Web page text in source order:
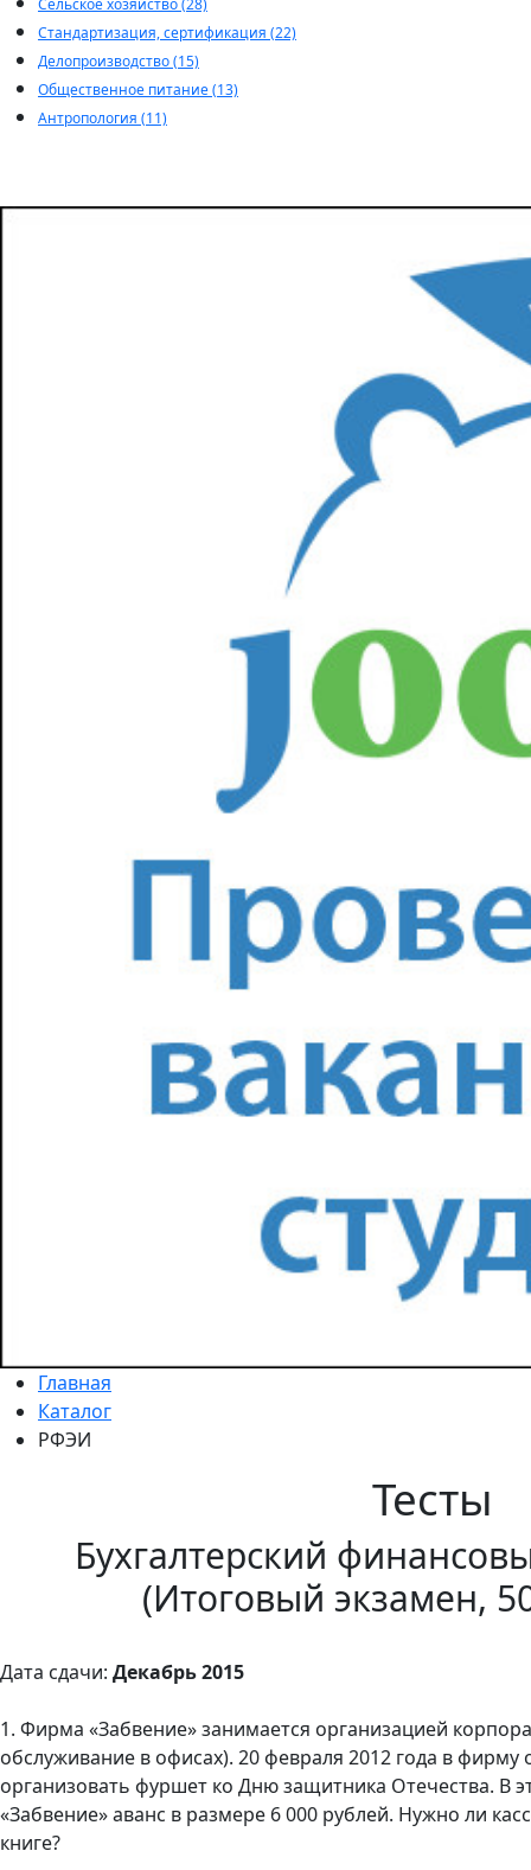
Сельское хозяйство (28)
Стандартизация, сертификация (22)
Делопроизводство (15)
Общественное питание (13)
Антропология (11)
Главная
Каталог
РФЭИ
Тесты
Бухгалтерский
(Итоговый экзамен,
Дата сдачи: Декабрь 2015
1. Фирма «Забвение» занимается организацией
обслуживание в офисах). 20 февраля 2012 года в
организовать фуршет ко Дню защитника Отечества. В
«Забвение» аванс в размере 6 000 рублей. Нужно ли
книге?